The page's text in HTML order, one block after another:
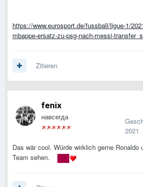
https://www.eurosport.de/fussball/ligue-1/
mbappe-ersatz-zu-psg-nach-messi-
Zitieren
fenix
навсегда
2021
Das wär cool. Würde wirklich gerne
Team sehen.